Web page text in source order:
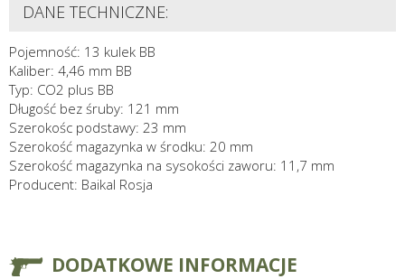
DANE TECHNICZNE:
Pojemność: 13 kulek BB
Kaliber: 4,46 mm BB
Typ: CO2 plus BB
Długość bez śruby: 121 mm
Szerokośc podstawy: 23 mm
Szerokość magazynka w środku: 20 mm
Szerokość magazynka na sysokości zaworu: 11,7 mm
Producent: Baikal Rosja
DODATKOWE INFORMACJE